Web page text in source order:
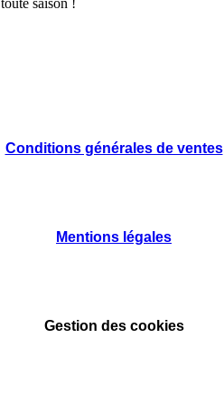
Conditions générales de ventes
Mentions légales
Gestion des cookies